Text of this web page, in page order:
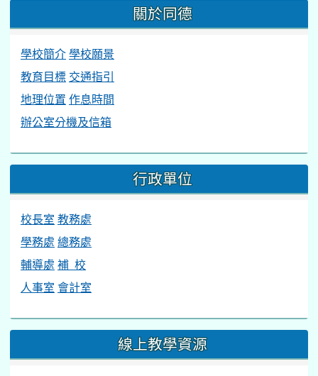
關於同德
學校簡介學校願景
教育目標 交通指引
地理位置 作息時間
辦公室分機及信箱
行政單位
校長室 教務處
學務處 總務處
輔導處 補 校
人事室 會計室
線上教學資源